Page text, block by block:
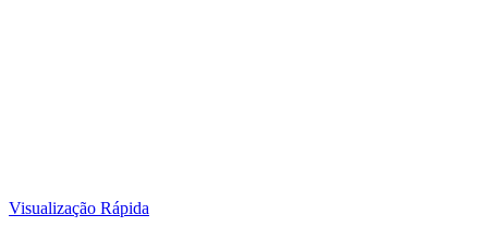
Visualização Rápida